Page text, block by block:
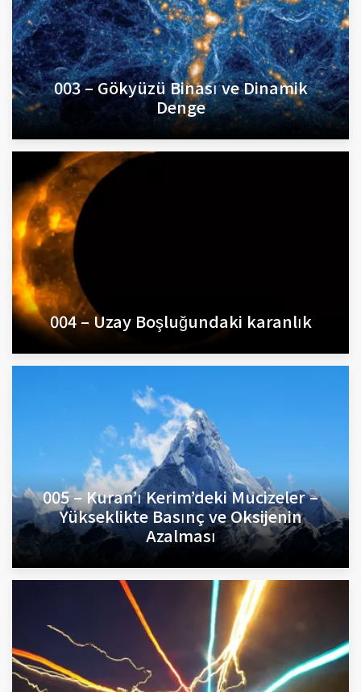
003 – Gökyüzü Binası ve Dinamik
Denge
004 – Uzay Boşluğundaki karanlık
005 – Kuran’ı Kerim’deki Mucizeler –
Yükseklikte Basınç ve Oksijenin
Azalması